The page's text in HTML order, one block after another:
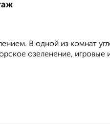
В одной из комнат
озеленение,